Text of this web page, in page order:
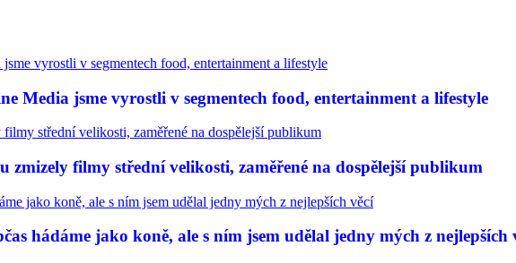
Media jsme vyrostli v segmentech food, entertainment a lifestyle
filmy střední velikosti, zaměřené na dospělejší publikum
hádáme jako koně, ale s ním jsem udělal jedny mých z nejlepších